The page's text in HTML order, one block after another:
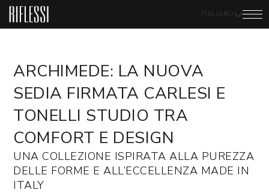
ITALIANO
ARCHIMEDE: LA NUOVA
SEDIA FIRMATA CARLESI E
TONELLI STUDIO TRA
COMFORT E DESIGN
UNA COLLEZIONE ISPIRATA ALLA PUREZZA
DELLE FORME E ALL’ECCELLENZA MADE IN
ITALY